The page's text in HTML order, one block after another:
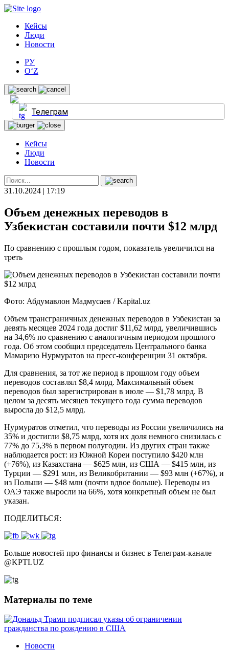
Кейсы
Люди
Новости
РУ
O‘Z
Телеграм
Кейсы
Люди
Новости
31.10.2024 | 17:19
Объем денежных переводов в
Узбекистан составили почти $12 млрд
По сравнению с прошлым годом, показатель увеличился на
треть
Фото: Абдумавлон Мадмусаев / Kapital.uz
Объем трансграничных денежных переводов в Узбекистан за
девять месяцев 2024 года достиг $11,62 млрд, увеличившись
на 34,6% по сравнению с аналогичным периодом прошлого
года. Об этом сообщил председатель Центрального банка
Мамаризо Нурмуратов на пресс-конференции 31 октября.
Для сравнения, за тот же период в прошлом году объем
переводов составлял $8,4 млрд. Максимальный объем
переводов был зарегистрирован в июле — $1,78 млрд. В
целом за десять месяцев текущего года сумма переводов
выросла до $12,5 млрд.
Нурмуратов отметил, что переводы из России увеличились на
35% и достигли $8,75 млрд, хотя их доля немного снизилась с
77% до 75,3% в первом полугодии. Из других стран также
наблюдается рост: из Южной Кореи поступило $420 млн
(+76%), из Казахстана — $625 млн, из США — $415 млн, из
Турции — $291 млн, из Великобритании — $93 млн (+67%), и
из Польши — $48 млн (почти вдвое больше). Переводы из
ОАЭ также выросли на 66%, хотя конкретный объем не был
указан.
ПОДЕЛИТЬСЯ:
Больше новостей про финансы и бизнес в Телеграм-канале
@KPTLUZ
Материалы по теме
Новости